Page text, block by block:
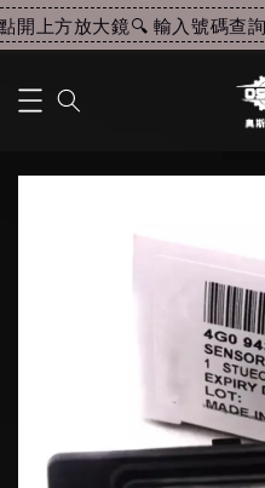
上方放大鏡🔍 輸入號碼查詢